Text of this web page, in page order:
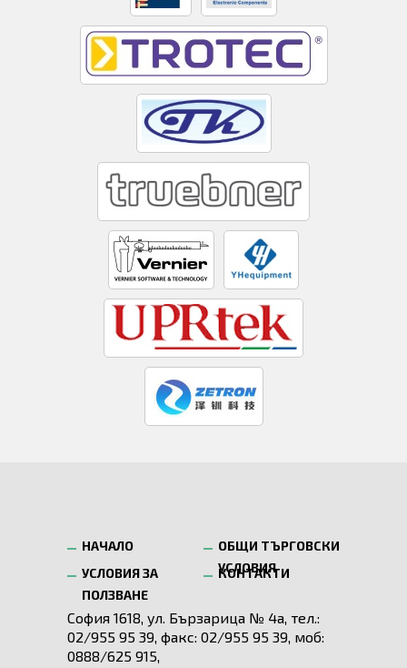
НАЧАЛО
ОБЩИ ТЪРГОВСКИ
УСЛОВИЯ
УСЛОВИЯ ЗА
ПОЛЗВАНЕ
КОНТАКТИ
София 1618, ул. Бързарица № 4а, тел.:
02/955 95 39, факс: 02/955 95 39, моб:
0888/625 915,